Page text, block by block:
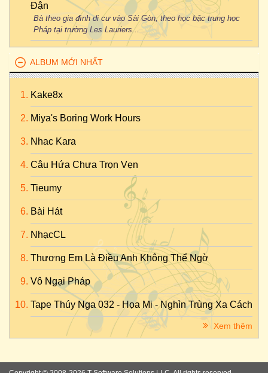
Đận
Bà theo gia đình di cư vào Sài Gòn, theo học bậc trung học
Pháp tại trường Les Lauriers...
ALBUM MỚI NHẤT
Kake8x
Miya's Boring Work Hours
Nhac Kara
Câu Hứa Chưa Trọn Vẹn
Tieumy
Bài Hát
NhạcCL
Thương Em Là Điều Anh Không Thể Ngờ
Vô Ngại Pháp
Tape Thúy Nga 032 - Họa Mi - Nghìn Trùng Xa Cách
Xem thêm